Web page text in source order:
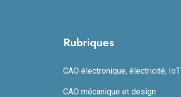
Rubriques
CAO électronique, électricité, IoT
CAO mécanique et design